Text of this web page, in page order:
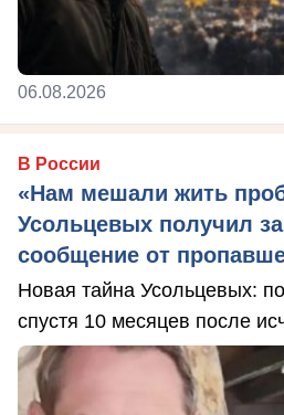
06.08.2026
В России
«Нам мешали жить
Усольцевых получил
сообщение от
Новая тайна Усольцевых:
спустя 10 месяцев после